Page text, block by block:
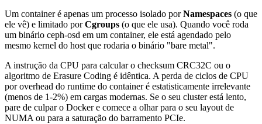
Um container é apenas um processo isolado porNamespaces (o que
ele vê) e limitado porCgroups (o que ele usa). Quando você roda
um binário ceph-osd em um container, ele está agendado pelo
mesmo kernel do host que rodaria o binário "bare metal".
A instrução da CPU para calcular o checksum CRC32C ou o
algoritmo de Erasure Coding é idêntica. A perda de ciclos de CPU
por overhead do runtime do container é estatisticamente irrelevante
(menos de 1-2%) em cargas modernas. Se o seu cluster está lento,
pare de culpar o Docker e comece a olhar para o seu layout de
NUMA ou para a saturação do barramento PCIe.